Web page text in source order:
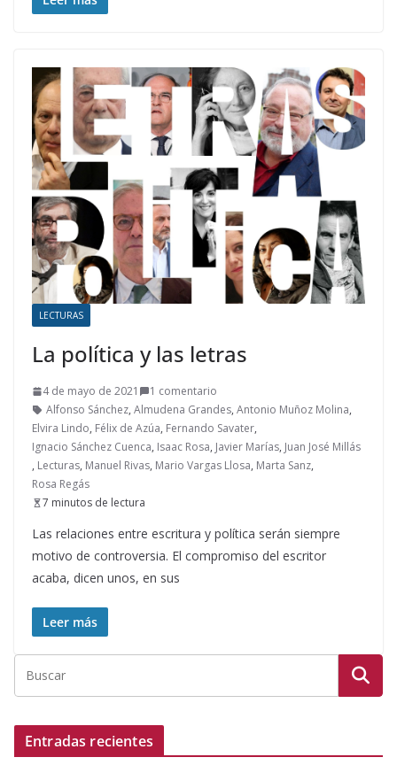
LECTURAS
La política y las letras
4 de mayo de 2021
1 comentario
Alfonso Sánchez, Almudena Grandes, Antonio Muñoz Molina,
Elvira Lindo, Félix de Azúa, Fernando Savater,
Ignacio Sánchez Cuenca, Isaac Rosa, Javier Marías, Juan José Millás
, Lecturas, Manuel Rivas, Mario Vargas Llosa, Marta Sanz,
Rosa Regás
7 minutos de lectura
Las relaciones entre escritura y política serán siempre
motivo de controversia. El compromiso del escritor
acaba, dicen unos, en sus
Leer más
Entradas recientes